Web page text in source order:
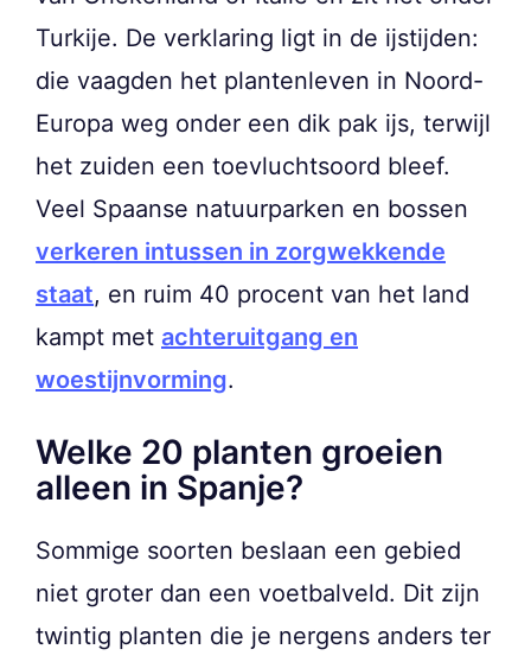
Turkije. De verklaring ligt in de ijstijden:
die vaagden het plantenleven in Noord-
Europa weg onder een dik pak ijs, terwijl
het zuiden een toevluchtsoord bleef.
Veel Spaanse natuurparken en bossen
verkeren intussen in zorgwekkende
staat, en ruim 40 procent van het land
kampt met achteruitgang en
woestijnvorming.
Welke 20 planten groeien
alleen in Spanje?
Sommige soorten beslaan een gebied
niet groter dan een voetbalveld. Dit zijn
twintig planten die je nergens anders ter